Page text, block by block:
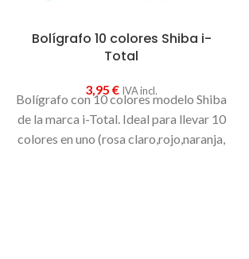
Bolígrafo 10 colores Shiba i-
Total
3,95€ IVA incl.
Bolígrafo con 10 colores modelo Shiba
de la marca i-Total. Ideal para llevar 10
colores en uno (rosa claro,rojo,naranja,